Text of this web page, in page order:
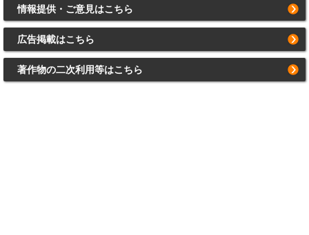
情報提供・ご意見はこちら
広告掲載はこちら
著作物の二次利用等はこちら